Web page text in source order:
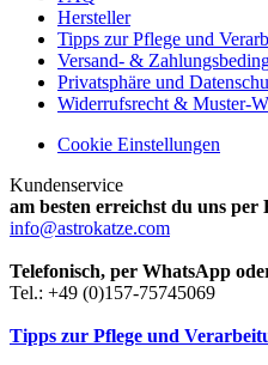
Hersteller
Tipps zur Pflege und
Versand- &
Privatsphäre und
Widerrufsrecht & Muster-
Cookie Einstellungen
Kundenservice
am besten erreichst du uns per
info@astrokatze.com
Telefonisch, per WhatsApp
Tel.: +49 (0)157-75745069
Tipps zur Pflege und